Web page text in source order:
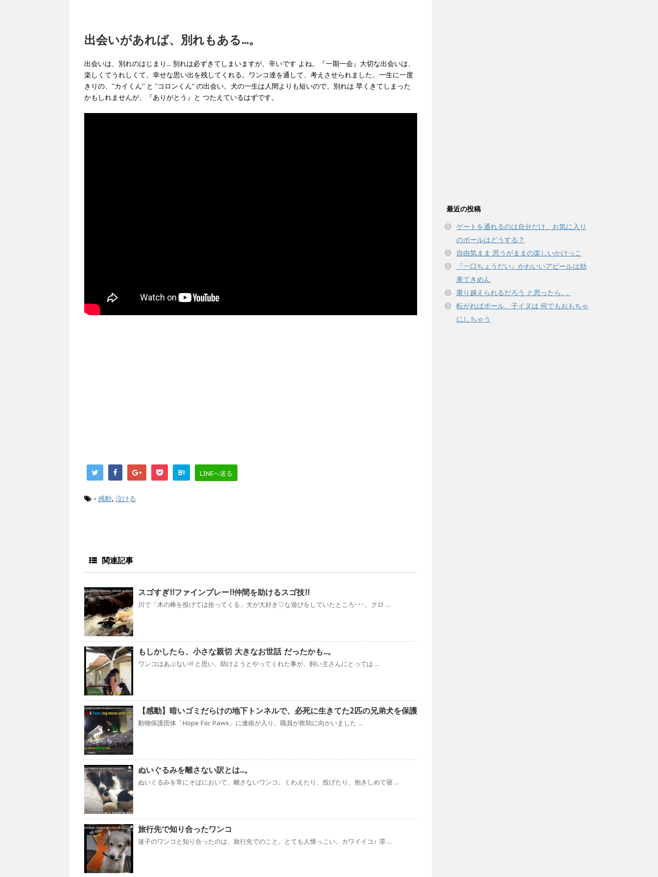
出会いがあれば、別れもある...。
出会いは、別れのはじまり... 別れは必ずきてしまいますが、辛いです よね。『一期一会』大切な出会いは、
楽しくてうれしくて、幸せな思い出を残してくれる。ワンコ達を通して、考えさせられました。一生に一度
きりの、”カイくん” と ”コロンくん” の出会い。犬の一生は人間よりも短いので、別れは 早くきてしまった
かもしれませんが、『ありがとう』と つたえているはずです。
B! LINEへ送る
- 感動, 泣ける
関連記事
スゴすぎ!!ファインプレー!!仲間を助けるスゴ技!!
川で「木の棒を投げては拾ってくる」犬が大好き♡な遊びをしていたところ･･･。クロ ...
もしかしたら、小さな親切 大きなお世話 だったかも...。
ワンコはあぶない!! と思い、助けようとやってくれた事が、飼い主さんにとっては ...
【感動】暗いゴミだらけの地下トンネルで、必死に生きてた2匹の兄弟犬を保護
動物保護団体「Hope For Paws」に連絡が入り、職員が救助に向かいました ...
ぬいぐるみを離さない訳とは...。
ぬいぐるみを常にそばにおいて、離さないワンコ。くわえたり、投げたり、抱きしめて寝 ...
旅行先で知り合ったワンコ
迷子のワンコと知り合ったのは、旅行先でのこと。とても人懐っこい、カワイイコ♪ 滞 ...
最近の投稿
ゲートを通れるのは自分だけ、お気に入り
のボールはどうする？
自由気まま 思うがままの楽しいかけっこ
『一口ちょうだい』かわいいアピールは効
果てきめん
乗り越えられるだろう と思ったら..．
転がればボール、子イヌは 何でもおもちゃ
にしちゃう